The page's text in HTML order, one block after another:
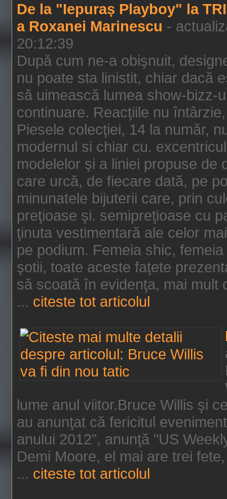
De la "Iepuraș Playboy" la
a Roxanei Marinescu -
20:12:39
După cum ne-a obişnuit,
nu poate sta linistit, chiar dacă
să uimească lumea show-bizz-
continuare. Reacţiile nu
Piesele colecţiei, 14 la număr,
modernul si chiar cu.
modelelor şi a liniei propuse de
care urcă, de fiecare dată, pe
minunatele bijuterii care, prin
preţioase şi. semipreţioase cu
ţinuta vestimentară ale celor
pe podium. Femeia shic,
şotii, toate aceste faţete
să scoată în evidenţa, mai mult
... citeste tot articolul
lume anul viitor.Bruce Willis şi
au anunţat că fericitul
anului 2012", anunţă "US
Demi Moore, el mai are trei
... citeste tot articolul